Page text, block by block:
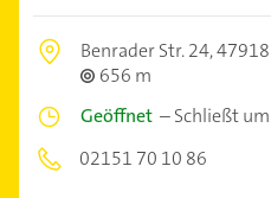
Benrader Str. 24,
656 m
Geöffnet –Schließt
02151 70 10 86